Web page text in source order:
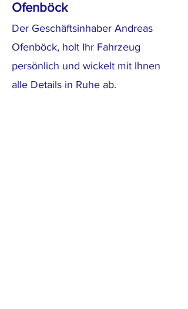
Ofenböck
Der Geschäftsinhaber Andreas
Ofenböck, holt Ihr Fahrzeug
persönlich und wickelt mit Ihnen
alle Details in Ruhe ab.